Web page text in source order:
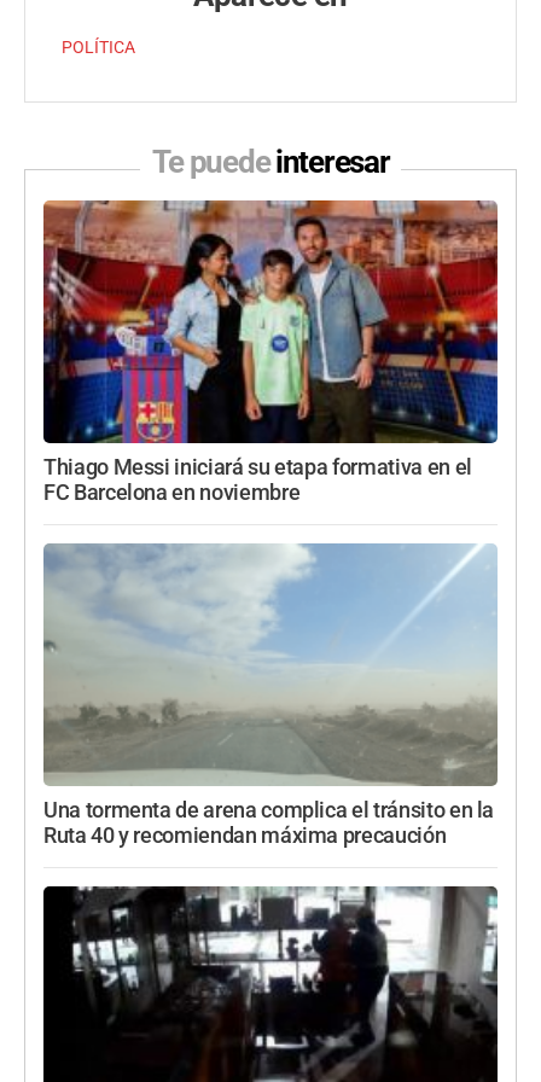
POLÍTICA
Te puedeinteresar
Thiago Messi iniciará su etapa formativa en el
FC Barcelona en noviembre
Una tormenta de arena complica el tránsito en la
Ruta 40 y recomiendan máxima precaución